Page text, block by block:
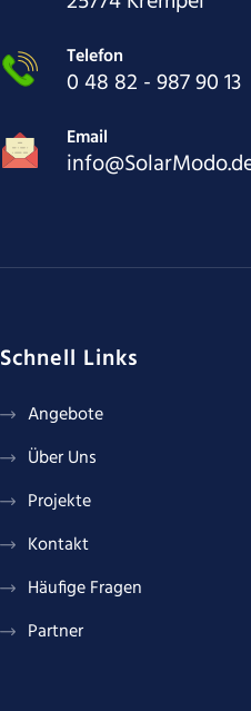
Telefon
0 48 82 - 987 90 13
Email
Schnell Links
Angebote
Über Uns
Projekte
Kontakt
Häufige Fragen
Partner